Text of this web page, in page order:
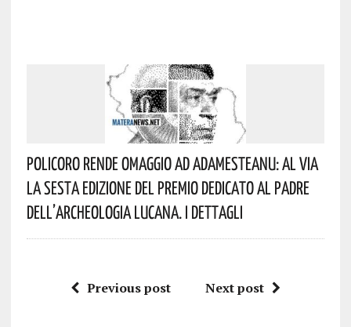
Policoro Rende Omaggio Ad Adamesteanu: Al Via
La Sesta Edizione Del Premio Dedicato Al Padre
Dell’archeologia Lucana. I Dettagli
Previous post Next post